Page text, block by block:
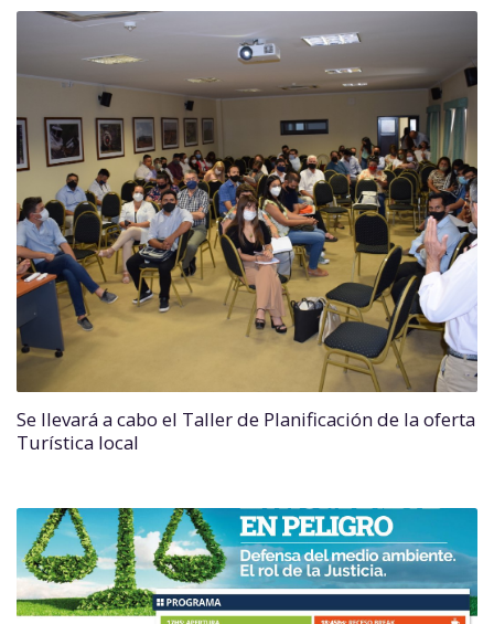
Se llevará a cabo el Taller de Planificación de la oferta
Turística local